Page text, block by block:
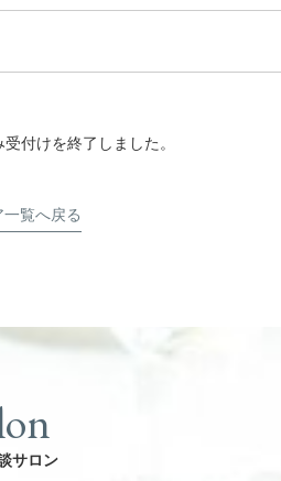
受付けを終了しました。
一覧へ戻る
サロン